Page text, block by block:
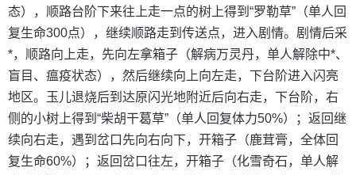
态），顺路台阶下来往上走一点的树上得到“罗勒草”（单人回
复生命300点），继续顺路走到传送点，进入剧情。剧情后采
*，顺路向上走，先向左拿箱子（解病万灵丹，单人解除中*、
盲目、瘟疫状态），然后继续向上向左走，下台阶进入闪亮
地区。玉儿退烧后到达原闪光地附近后向右走，下台阶，右
侧的小树上得到“柴胡干葛草”（单人回复体力50%）；返回继
续向右走，遇到岔口先向右向下，开箱子（鹿茸膏，全体回
复生命60%）；返回岔口往左，开箱子（化雪奇石，单人解